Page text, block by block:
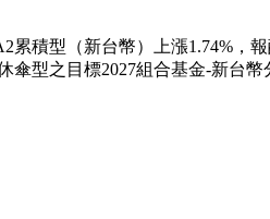
積型（新台幣）上漲1.74%，
型之目標2027組合基金-新台